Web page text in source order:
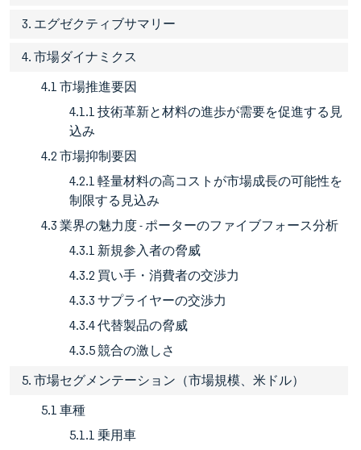
3. エグゼクティブサマリー
4. 市場ダイナミクス
4.1 市場推進要因
4.1.1 技術革新と材料の進歩が需要を促進する見
込み
4.2 市場抑制要因
4.2.1 軽量材料の高コストが市場成長の可能性を
制限する見込み
4.3 業界の魅力度 - ポーターのファイブフォース分析
4.3.1 新規参入者の脅威
4.3.2 買い手・消費者の交渉力
4.3.3 サプライヤーの交渉力
4.3.4 代替製品の脅威
4.3.5 競合の激しさ
5. 市場セグメンテーション（市場規模、米ドル）
5.1 車種
5.1.1 乗用車